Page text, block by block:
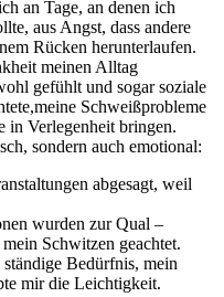
an‌ Tage, an denen ich
aus⁤ Angst, dass andere
Rücken herunterlaufen.
meinen Alltag⁢
gefühlt und sogar soziale
Schweißprobleme
‌in Verlegenheit bringen.
sondern auch emotional:
abgesagt, weil‌
wurden zur Qual –
Schwitzen geachtet.
ständige Bedürfnis, mein
mir⁣ die Leichtigkeit.